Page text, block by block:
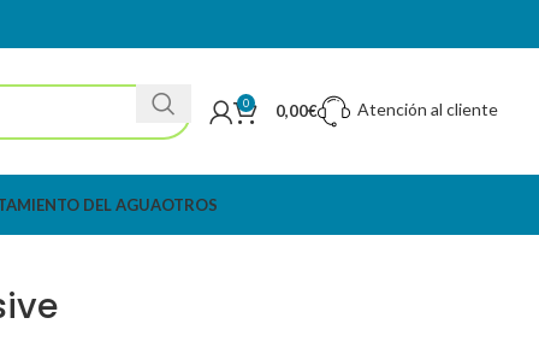
0 0,00€ Atención al cliente
DEL AGUAOTROS